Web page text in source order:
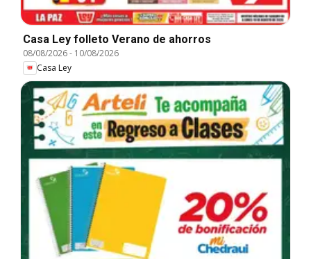
Casa Ley folleto Verano de ahorros
08/08/2026- 10/08/2026
Casa Ley